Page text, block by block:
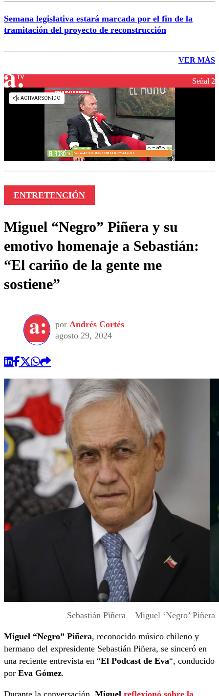
Semana legislativa estará marcada por el fin de la
tramitación del proyecto de reconstrucción
VER MÁS
Señal 2
ENTRETENCIÓN
Miguel “Negro” Piñera y su
emotivo homenaje a Sebastián:
“El cariño de la gente me
sostiene”
por Andrés Cortés
agosto 29, 2024
Sebastián Pïñera – Miguel ‘Negro’ Piñera
Miguel “Negro” Piñera, reconocido músico chileno y
hermano del expresidente Sebastián Piñera, se sinceró en
una reciente entrevista en “El Podcast de Eva“, conducido
por Eva Gómez.